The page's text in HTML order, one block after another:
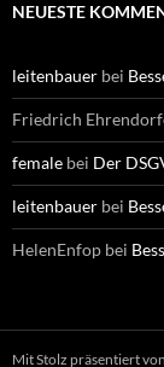
NEUESTE
leitenbauer bei
Friedrich
female bei Der
leitenbauer bei
HelenEnfop bei
Mit Stolz präsentiert